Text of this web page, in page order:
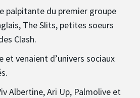
palpitante du premier groupe
The Slits, petites soeurs
Clash.
et venaient d’univers sociaux
Albertine, Ari Up, Palmolive et